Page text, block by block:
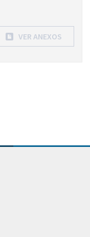
VER ANEXOS